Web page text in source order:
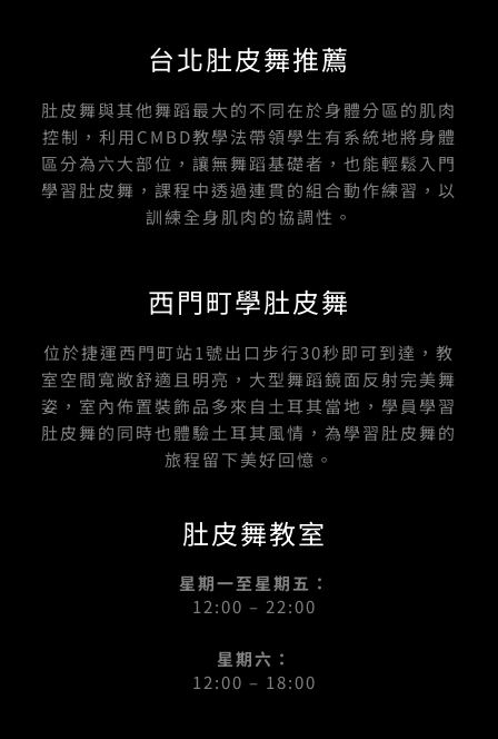
台北肚皮舞推薦
肚皮舞與其他舞蹈最大的不同在於身體分區的肌肉
控制，利用CMBD教學法帶領學生有系統地將身體
區分為六大部位，讓無舞蹈基礎者，也能輕鬆入門
學習肚皮舞，課程中透過連貫的組合動作練習，以
訓練全身肌肉的協調性。
西門町學肚皮舞
位於捷運西門町站1號出口步行30秒即可到達，教
室空間寬敞舒適且明亮，大型舞蹈鏡面反射完美舞
姿，室內佈置裝飾品多來自土耳其當地，學員學習
肚皮舞的同時也體驗土耳其風情，為學習肚皮舞的
旅程留下美好回憶。
肚皮舞教室
星期一至星期五：
12:00 – 22:00
星期六：
12:00 – 18:00